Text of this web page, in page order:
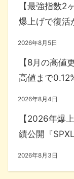
【最強指数2
爆上げで復活
2026年8月5日
【8月の高値
高値まで
2026年8月4日
【2026年爆
績公開『
2026年8月3日